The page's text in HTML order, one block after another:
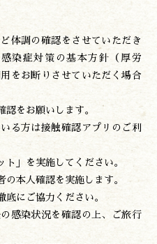
体調の確認をさせていただき
染症対策の基本方針（厚労
をお断りさせていただく場合
認をお願いします。
る方は接触確認アプリのご利
ト」を実施してください。
の本人確認を実施します。
底にご協力ください。
感染状況を確認の上、ご旅行
記憶
セス
わせ
会について
ポリシー
光協会
1301
3068しいたけの館21内
65-0178